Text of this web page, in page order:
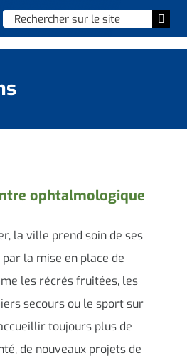
Chercher
:
ophtalmologique
la ville prend soin de ses
la mise en place de
les récrés fruitées, les
secours ou le sport sur
toujours plus de
de nouveaux projets de